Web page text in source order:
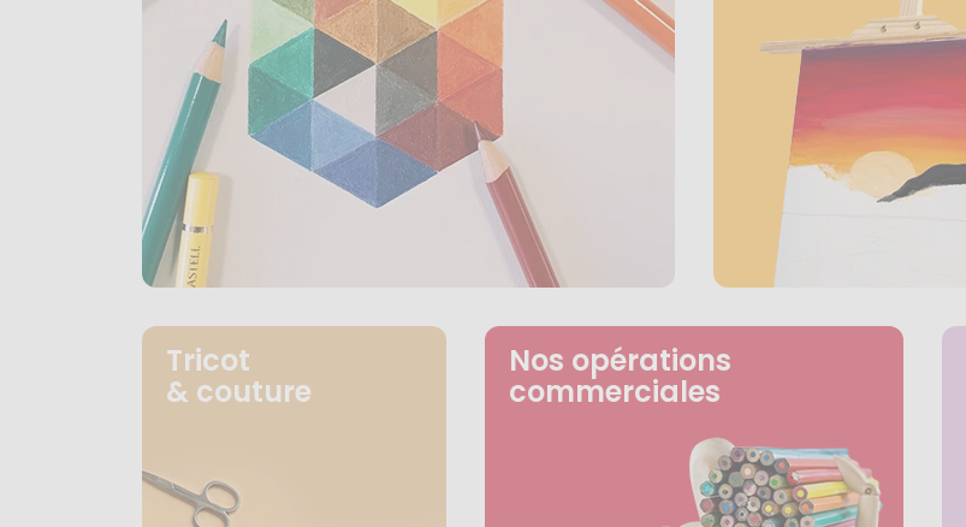
Tricot
& couture
Nos opérations
commerciales